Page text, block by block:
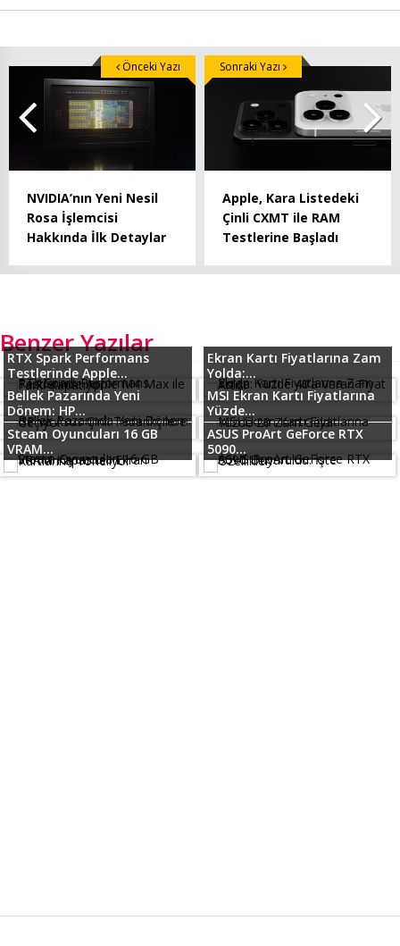
NVIDIA’nın Yeni Nesil
Rosa İşlemcisi
Hakkında İlk Detaylar
Önceki Yazı
Apple, Kara Listedeki
Çinli CXMT ile RAM
Testlerine Başladı
Sonraki Yazı
Benzer Yazılar
RTX Spark Performans
Testlerinde Apple...
Ekran Kartı Fiyatlarına Zam
Yolda:...
Bellek Pazarında Yeni
Dönem: HP...
MSI Ekran Kartı Fiyatlarına
Yüzde...
Steam Oyuncuları 16 GB
VRAM...
ASUS ProArt GeForce RTX
5090...